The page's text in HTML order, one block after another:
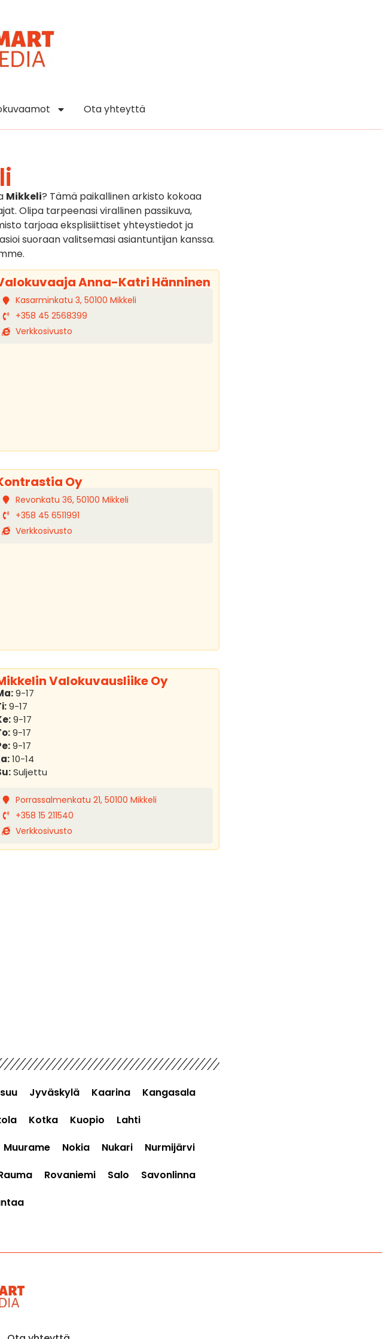
Ota yhteyttä
Mikkeli? Tämä paikallinen arkisto kokoaa
Olipa tarpeenasi virallinen passikuva,
tarjoaa eksplisiittiset yhteystiedot ja
suoraan valitsemasi asiantuntijan kanssa.
Anna-Katri Hänninen
Kasarminkatu 3, 50100 Mikkeli
+358 45 2568399
Verkkosivusto
Oy
Revonkatu 36, 50100 Mikkeli
+358 45 6511991
Verkkosivusto
Valokuvausliike Oy
9-17
9-17
9-17
9-17
9-17
10-14
Suljettu
Porrassalmenkatu 21, 50100 Mikkeli
+358 15 211540
Verkkosivusto
Jyväskylä Kaarina
Kangasala
Kotka Kuopio
Lahti
Muurame Nokia Nukari
Nurmijärvi
Rovaniemi Salo
Savonlinna